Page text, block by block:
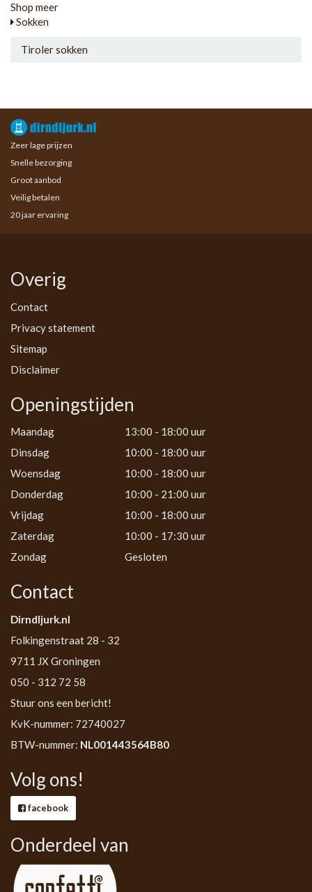
Shop meer
Sokken
Tiroler sokken
Zeer lage prijzen
Snelle bezorging
Groot aanbod
Veilig betalen
20 jaar ervaring
Overig
Contact
Privacy statement
Sitemap
Disclaimer
Openingstijden
Maandag
13:00 - 18:00 uur
Dinsdag
10:00 - 18:00 uur
Woensdag
10:00 - 18:00 uur
Donderdag
10:00 - 21:00 uur
Vrijdag
10:00 - 18:00 uur
Zaterdag
10:00 - 17:30 uur
Zondag
Gesloten
Contact
Dirndljurk.nl
Folkingenstraat 28 - 32
9711 JX Groningen
050 - 312 72 58
Stuur ons een bericht!
KvK-nummer: 72740027
BTW-nummer: NL001443564B80
Volg ons!
facebook
Onderdeel van